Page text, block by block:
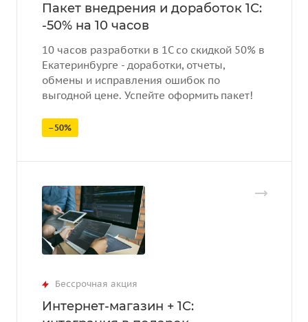
Пакет внедрения и доработок 1С:
-50% на 10 часов
10 часов разработки в 1С со скидкой 50% в
Екатеринбурге - доработки, отчеты,
обмены и исправления ошибок по
выгодной цене. Успейте оформить пакет!
–50%
Бессрочная акция
Интернет-магазин + 1С: